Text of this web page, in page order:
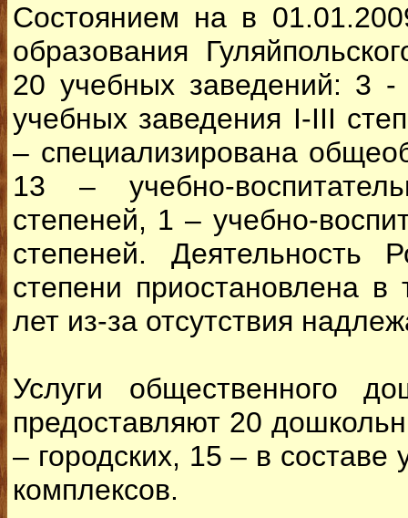
Состоянием на в
образования
20 учебных заведений: 3 -
учебных заведения І-ІІІ
– специализирована
13 – учебно-
степеней, 1 – учебно-
степеней. Деятельность
степени приостановлена в
лет из-за отсутствия
Услуги общественного
предоставляют 20
– городских, 15 – в составе
комплексов.